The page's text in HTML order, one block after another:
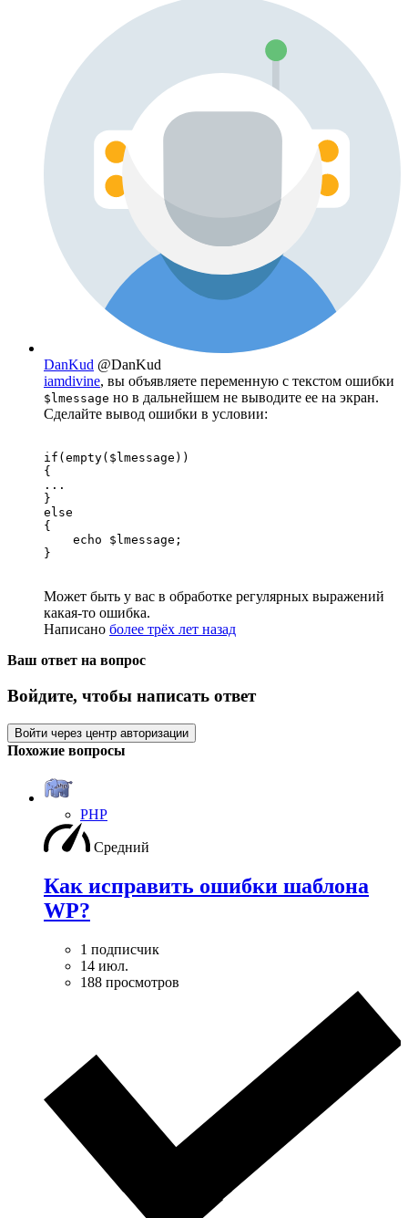
DanKud @DanKud
iamdivine, вы объявляете переменную с текстом ошибки
$lmessage но в дальнейшем не выводите ее на экран.
Сделайте вывод ошибки в условии:
if(empty($lmessage))
{
...
}
else
{
    echo $lmessage;
}
Может быть у вас в обработке регулярных выражений
какая-то ошибка.
Написано более трёх лет назад
Ваш ответ на вопрос
Войдите, чтобы написать ответ
Войти через центр авторизации
Похожие вопросы
PHP
Средний
Как исправить ошибки шаблона
WP?
1 подписчик
14 июл.
188 просмотров